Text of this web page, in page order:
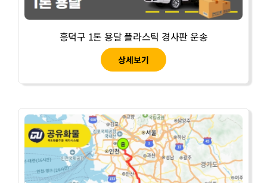
흥덕구 1톤 용달 플라스틱 경사판 운송
상세보기